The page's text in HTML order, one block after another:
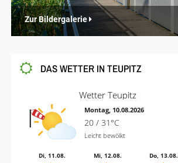
Zur Bildergalerie
DAS WETTER IN TEUPITZ
Wetter Teupitz
Montag, 10.08.2026
20 / 31°C
Leicht bewölkt
Di, 11.08. Mi, 12.08. Do, 13.08.